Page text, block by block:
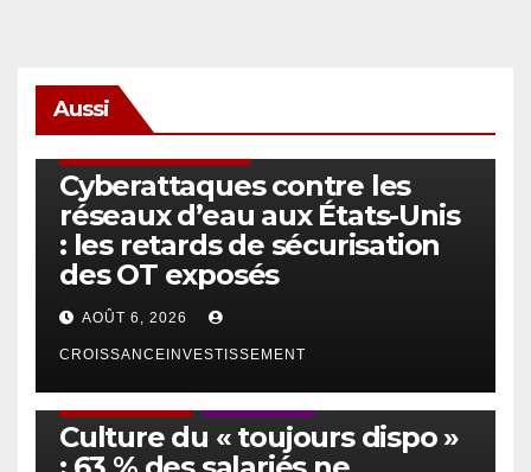
Aussi
Cyberattaques contre les
réseaux d’eau aux États-Unis
: les retards de sécurisation
des OT exposés
AOÛT 6, 2026
CROISSANCEINVESTISSEMENT
Culture du « toujours dispo »